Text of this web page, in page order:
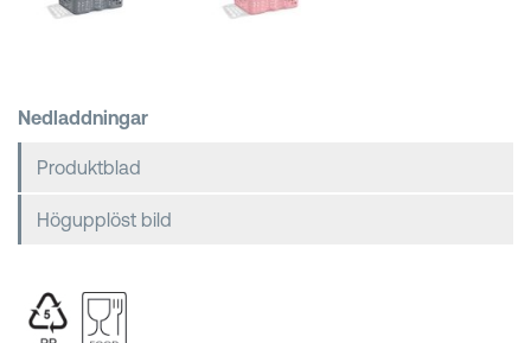
Nedladdningar
Produktblad
Högupplöst bild